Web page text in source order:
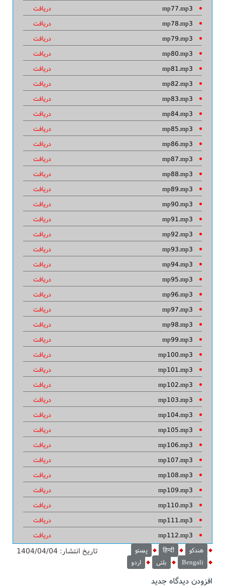
دریافت
mp77.mp3
دریافت
mp78.mp3
دریافت
mp79.mp3
دریافت
mp80.mp3
دریافت
mp81.mp3
دریافت
mp82.mp3
دریافت
mp83.mp3
دریافت
mp84.mp3
دریافت
mp85.mp3
دریافت
mp86.mp3
دریافت
mp87.mp3
دریافت
mp88.mp3
دریافت
mp89.mp3
دریافت
mp90.mp3
دریافت
mp91.mp3
دریافت
mp92.mp3
دریافت
mp93.mp3
دریافت
mp94.mp3
دریافت
mp95.mp3
دریافت
mp96.mp3
دریافت
mp97.mp3
دریافت
mp98.mp3
دریافت
mp99.mp3
دریافت
mp100.mp3
دریافت
mp101.mp3
دریافت
mp102.mp3
دریافت
mp103.mp3
دریافت
mp104.mp3
دریافت
mp105.mp3
دریافت
mp106.mp3
دریافت
mp107.mp3
دریافت
mp108.mp3
دریافت
mp109.mp3
دریافت
mp110.mp3
دریافت
mp111.mp3
دریافت
mp112.mp3
تاریخ انتشار: 1404/04/04 هندکو हिन्दी
پښتو
Bengali
بلتی اردو
افزودن دیدگاه جدید